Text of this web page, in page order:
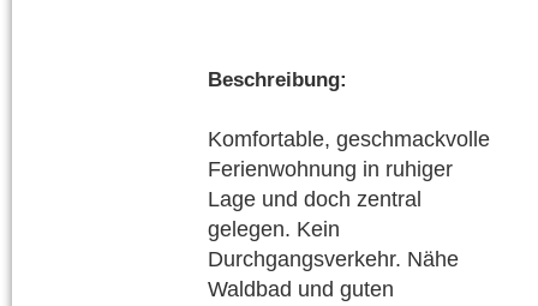
Beschreibung:
Komfortable, geschmackvolle
Ferienwohnung in ruhiger
Lage und doch zentral
gelegen. Kein
Durchgangsverkehr. Nähe
Waldbad und guten